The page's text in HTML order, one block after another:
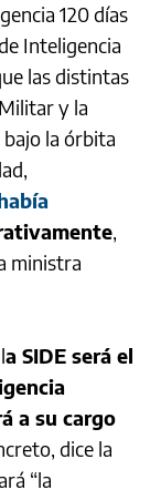
120 días
Inteligencia
las distintas
y la
bajo la órbita
,
ministra
a SIDE será el
a su cargo
dice la
“la